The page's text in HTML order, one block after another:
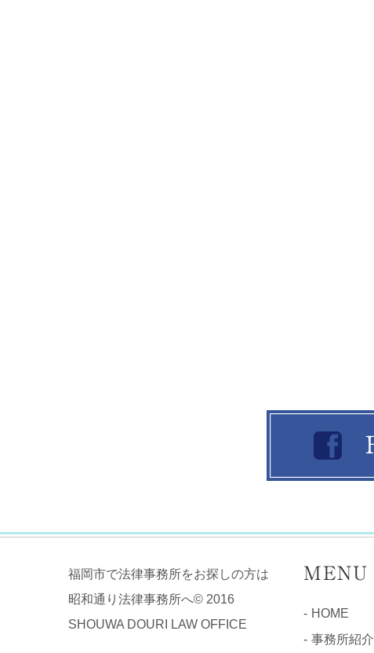
福岡市で法律事務所をお探しの方は
昭和通り法律事務所へ© 2016
SHOUWA DOURI LAW OFFICE
MENU
HOME
事務所紹介